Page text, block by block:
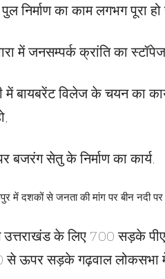
निर्माण का काम लगभग पूरा
में जनसम्पर्क क्रांति का
बायबरेंट विलेज के चयन का
बजरंग सेतु के निर्माण का कार्य.
में दशकों से जनता की मांग पर बीन नदी पर
के लिए 700 सड़के
ऊपर सड़के गढ़वाल लोकसभा में